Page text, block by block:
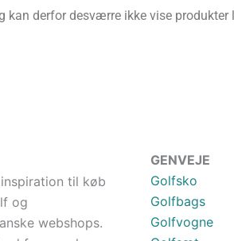
kan derfor desværre ikke vise
til køb
og
webshops.
GENVEJE
Golfsko
Golfbags
Golfvogne